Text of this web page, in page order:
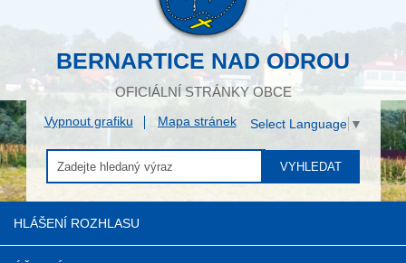
BERNARTICE NAD ODROU
OFICIÁLNÍ STRÁNKY OBCE
Vypnout grafiku Mapa stránek Select Language ▼
VYHLEDAT
HLÁŠENÍ ROZHLASU